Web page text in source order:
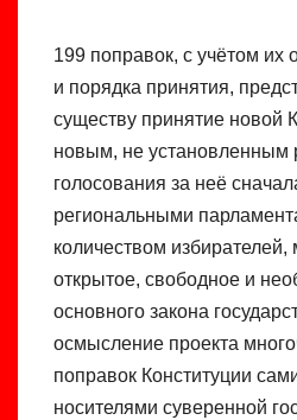
199 поправок, с учётом их
и порядка принятия,
существу принятие новой
новым, не установленным
голосования за неё
региональными
количеством избирателей,
открытое, свободное и
основного закона
осмысление проекта
поправок Конституции
носителями суверенной